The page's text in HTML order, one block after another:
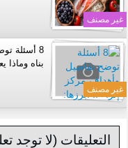
غير مصنف
غير مصنف
8 أسئلة
بناه وماذا
التعليقات (لا توجد